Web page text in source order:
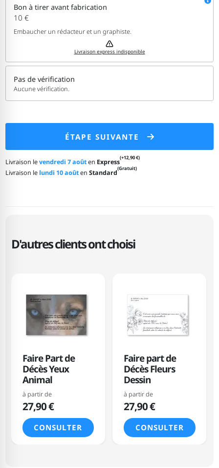
Bon à tirer avant fabrication
10 €
Embaucher un rédacteur et un graphiste.
Livraison express indisponible
Pas de vérification
Aucune vérification.
ÉTAPE SUIVANTE
Livraison levendredi 7 aoûten Express(+12,90 €)
Livraison le lundi 10 aoûtenStandard(Gratuit)
D'autres clients ont choisi
Faire Part de
Décès Yeux
Animal
à partir de
27,90 €
CONSULTER
Faire part de
Décès Fleurs
Dessin
à partir de
27,90 €
CONSULTER